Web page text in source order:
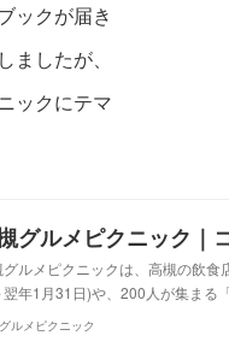
ックが届き
したが、
ックにテマ
グルメピクニックは、高槻の飲
翌年1月31日)や、200人が集まる
ルメピクニック